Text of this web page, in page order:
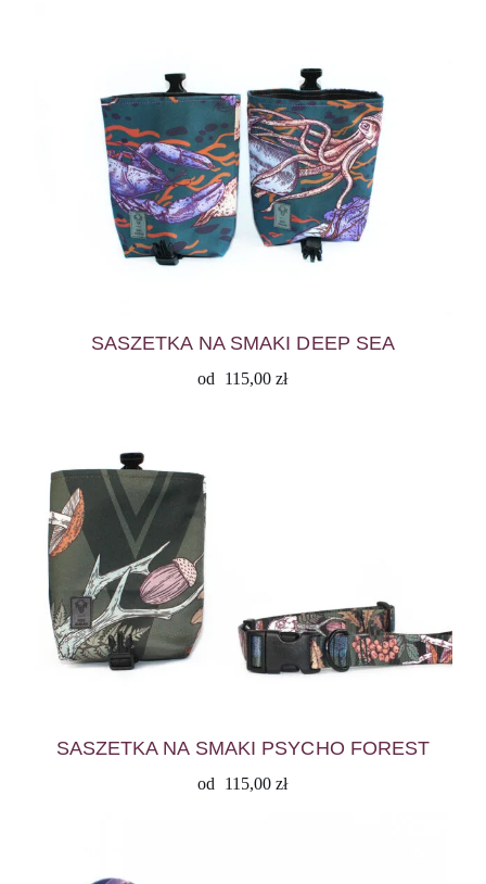
SASZETKA NA SMAKI DEEP SEA
od 115,00zł
SASZETKA NA SMAKI PSYCHO FOREST
od 115,00zł